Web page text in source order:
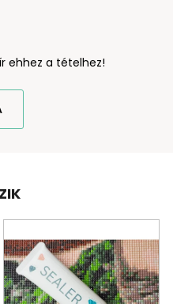
ehhez a tételhez!